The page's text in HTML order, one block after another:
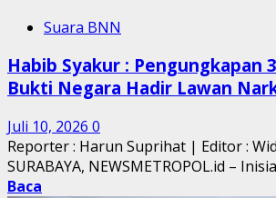
Suara BNN
Habib Syakur : Pengungkapan
Bukti Negara Hadir Lawan
Juli 10, 2026 0
Reporter : Harun Suprihat | Editor :
SURABAYA, NEWSMETROPOL.id –
Baca